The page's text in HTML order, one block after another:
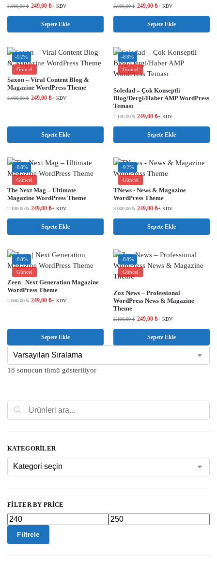
3.000,00₺ 249,00 ₺+ KDV
Sepete Ekle
3.000,00₺ 249,00 ₺+ KDV
Sepete Ekle
-92%
Güncel
Saxon – Viral Content Blog &
Magazine WordPress Theme
3.000,00₺ 249,00 ₺+ KDV
Sepete Ekle
-88%
Güncel
Soledad – Çok Konseptli
Blog/Dergi/Haber AMP WordPress
Teması
2.100,00₺ 249,00 ₺+ KDV
Sepete Ekle
-88%
Güncel
The Next Mag – Ultimate
Magazine WordPress Theme
2.100,00₺ 249,00 ₺+ KDV
Sepete Ekle
-92%
Güncel
TNews - News & Magazine
WordPress Theme
3.000,00₺ 249,00 ₺+ KDV
Sepete Ekle
-88%
Güncel
Zeen | Next Generation Magazine
WordPress Theme
2.000,00₺ 249,00 ₺+ KDV
Sepete Ekle
-88%
Güncel
Zox News – Professional
WordPress News & Magazine
Theme
2.100,00₺ 249,00 ₺+ KDV
Sepete Ekle
18 sonucun tümü gösteriliyor
KATEGORILER
FILTER BY PRICE
Filtrele